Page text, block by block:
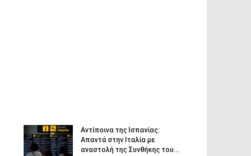
Αντίποινα της Ισπανίας:
Απαντά στην Ιταλία με
αναστολή της Συνθήκης του...